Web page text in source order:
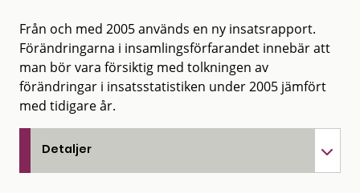
Från och med 2005 används en ny insatsrapport.
Förändringarna i insamlingsförfarandet innebär att
man bör vara försiktig med tolkningen av
förändringar i insatsstatistiken under 2005 jämfört
med tidigare år.
Detaljer